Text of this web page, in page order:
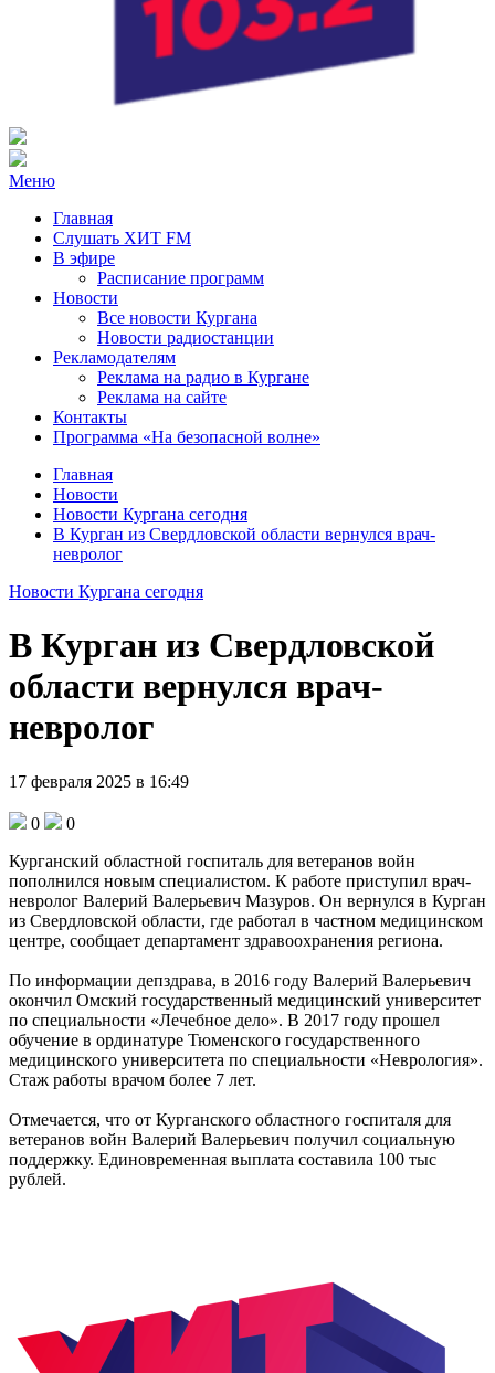
Радио ХИТ FM Курган
103.2 FM
Меню
Главная
Слушать ХИТ FM
В эфире
Расписание программ
Новости
Все новости Кургана
Новости радиостанции
Рекламодателям
Реклама на радио в Кургане
Реклама на сайте
Контакты
Программа «На безопасной волне»
Главная
Новости
Новости Кургана сегодня
В Курган из Свердловской области вернулся врач-
невролог
Новости Кургана сегодня
В Курган из Свердловской
области вернулся врач-
невролог
17 февраля 2025 в 16:49
0
0
Курганский областной госпиталь для ветеранов войн
пополнился новым специалистом. К работе приступил врач-
невролог Валерий Валерьевич Мазуров. Он вернулся в Курган
из Свердловской области, где работал в частном медицинском
центре, сообщает департамент здравоохранения региона.
По информации депздрава, в 2016 году Валерий Валерьевич
окончил Омский государственный медицинский университет
по специальности «Лечебное дело». В 2017 году прошел
обучение в ординатуре Тюменского государственного
медицинского университета по специальности «Неврология».
Стаж работы врачом более 7 лет.
Отмечается, что от Курганского областного госпиталя для
ветеранов войн Валерий Валерьевич получил социальную
поддержку. Единовременная выплата составила 100 тыс
рублей.